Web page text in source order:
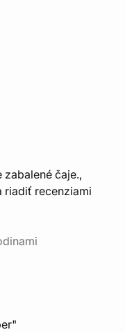
čaje.,
riadiť recenziami